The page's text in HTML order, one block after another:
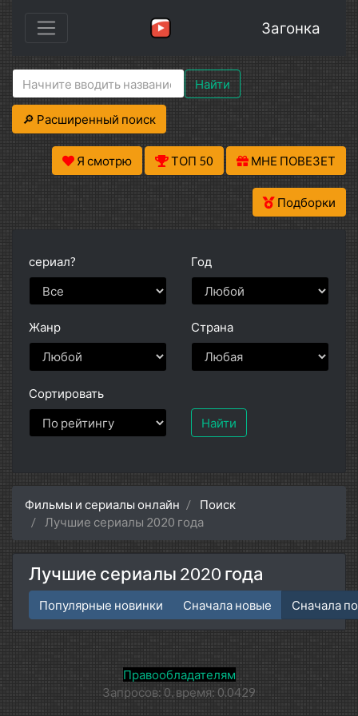
Загонка
Найти
🔎 Расширенный поиск
Я смотрю ТОП 50 МНЕ ПОВЕЗЕТ
Подборки
сериал? Год
Жанр Страна
Сортировать
Найти
Фильмы и сериалы онлайн
Поиск
Лучшие сериалы 2020 года
Лучшие сериалы 2020 года
Популярные новинки Сначала новые Сначала
Правообладателям
Запросов: 0, время: 0.0429